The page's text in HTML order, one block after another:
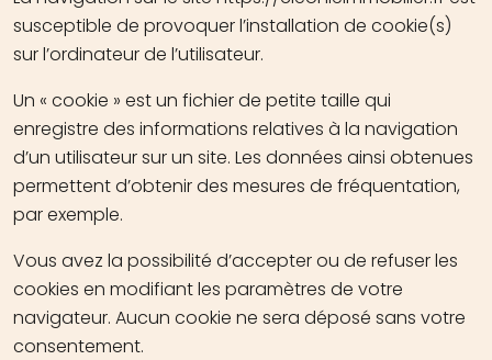
susceptible de provoquer l’installation de cookie(s)
sur l’ordinateur de l’utilisateur.
Un « cookie » est un fichier de petite taille qui
enregistre des informations relatives à la navigation
d’un utilisateur sur un site. Les données ainsi obtenues
permettent d’obtenir des mesures de fréquentation,
par exemple.
Vous avez la possibilité d’accepter ou de refuser les
cookies en modifiant les paramètres de votre
navigateur. Aucun cookie ne sera déposé sans votre
consentement.